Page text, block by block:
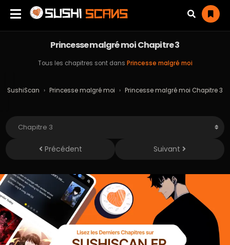
Princesse malgré moi Chapitre 3
Tous les chapitres sont dans Princesse malgré moi
SushiScan › Princesse malgré moi › Princesse malgré moi Chapitre 3
Précédent Suivant